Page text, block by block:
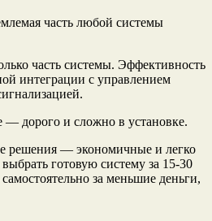
часть любой системы
часть системы. Эффективность
интеграции с управлением
— дорого и сложно в установке.
решения — экономичные и легко
готовую систему за 15-30
за меньшие деньги,